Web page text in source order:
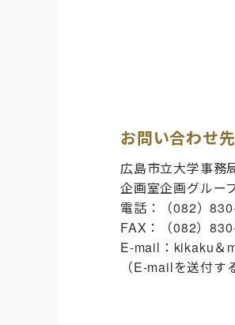
お問い合わせ先
広島市立大学事務
企画室企画グルー
電話：（082）
FAX：（082）
E-mail：kikaku＆
（E-mailを送付す